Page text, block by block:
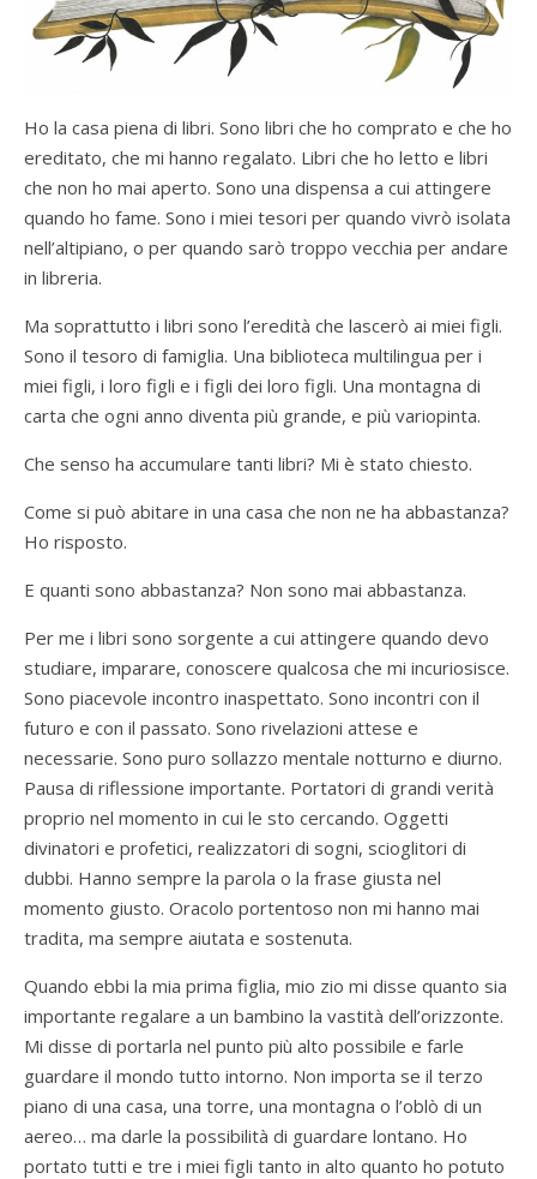
Ho la casa piena di libri. Sono libri che ho comprato e che ho
ereditato, che mi hanno regalato. Libri che ho letto e libri
che non ho mai aperto. Sono una dispensa a cui attingere
quando ho fame. Sono i miei tesori per quando vivrò isolata
nell’altipiano, o per quando sarò troppo vecchia per andare
in libreria.
Ma soprattutto i libri sono l’eredità che lascerò ai miei figli.
Sono il tesoro di famiglia. Una biblioteca multilingua per i
miei figli, i loro figli e i figli dei loro figli. Una montagna di
carta che ogni anno diventa più grande, e più variopinta.
Che senso ha accumulare tanti libri? Mi è stato chiesto.
Come si può abitare in una casa che non ne ha abbastanza?
Ho risposto.
E quanti sono abbastanza? Non sono mai abbastanza.
Per me i libri sono sorgente a cui attingere quando devo
studiare, imparare, conoscere qualcosa che mi incuriosisce.
Sono piacevole incontro inaspettato. Sono incontri con il
futuro e con il passato. Sono rivelazioni attese e
necessarie. Sono puro sollazzo mentale notturno e diurno.
Pausa di riflessione importante. Portatori di grandi verità
proprio nel momento in cui le sto cercando. Oggetti
divinatori e profetici, realizzatori di sogni, scioglitori di
dubbi. Hanno sempre la parola o la frase giusta nel
momento giusto. Oracolo portentoso non mi hanno mai
tradita, ma sempre aiutata e sostenuta.
Quando ebbi la mia prima figlia, mio zio mi disse quanto sia
importante regalare a un bambino la vastità dell’orizzonte.
Mi disse di portarla nel punto più alto possibile e farle
guardare il mondo tutto intorno. Non importa se il terzo
piano di una casa, una torre, una montagna o l’oblò di un
aereo… ma darle la possibilità di guardare lontano. Ho
portato tutti e tre i miei figli tanto in alto quanto ho potuto